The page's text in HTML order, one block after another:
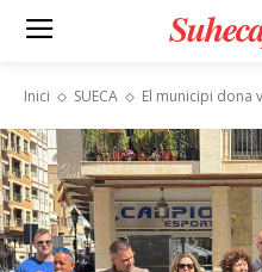
Inici SUECA El municipi dona